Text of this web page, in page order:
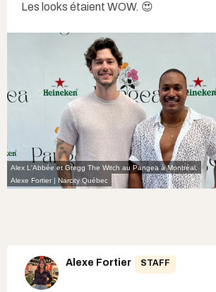
Les looks étaient WOW. 😍
Alex L'Abbée et Gregg The Witch au Pangea à Montréal.
Alexe Fortier | Narcity Québec
Alexe Fortier STAFF